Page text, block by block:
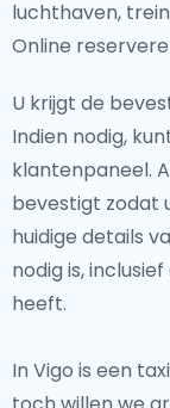
luchthaven,
Online
U krijgt de
Indien nodig,
klantenpaneel.
bevestigt zodat
huidige details
nodig is,
heeft.
In Vigo is een